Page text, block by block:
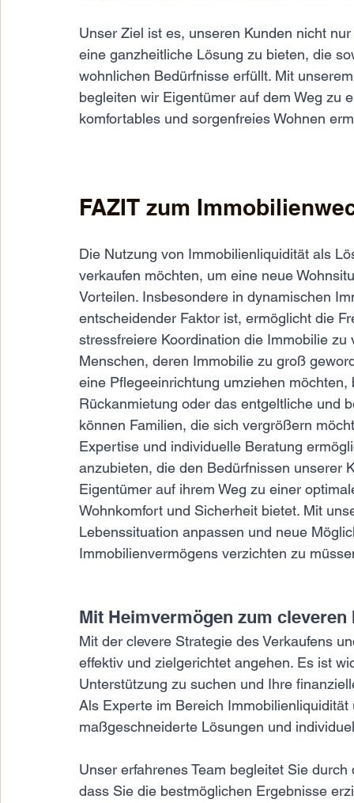
Unser Ziel ist es, unseren Kunden nicht
eine ganzheitliche Lösung zu bieten, die
wohnlichen Bedürfnisse erfüllt. Mit
begleiten wir Eigentümer auf dem Weg zu
komfortables und sorgenfreies Wohnen
FAZIT zum
Die Nutzung von Immobilienliquidität als
verkaufen möchten, um eine neue
Vorteilen. Insbesondere in dynamischen
entscheidender Faktor ist, ermöglicht die
stressfreiere Koordination die Immobilie
Menschen, deren Immobilie zu groß
eine Pflegeeinrichtung umziehen
Rückanmietung oder das entgeltliche und
können Familien, die sich vergrößern
Expertise und individuelle Beratung
anzubieten, die den Bedürfnissen unserer
Eigentümer auf ihrem Weg zu einer
Wohnkomfort und Sicherheit bietet. Mit
Lebenssituation anpassen und neue
Immobilienvermögens verzichten zu
Mit Heimvermögen zum
Mit der clevere Strategie des Verkaufens
effektiv und zielgerichtet angehen. Es ist
Unterstützung zu suchen und Ihre
Als Experte im Bereich
maßgeschneiderte Lösungen und
Unser erfahrenes Team begleitet Sie
dass Sie die bestmöglichen Ergebnisse